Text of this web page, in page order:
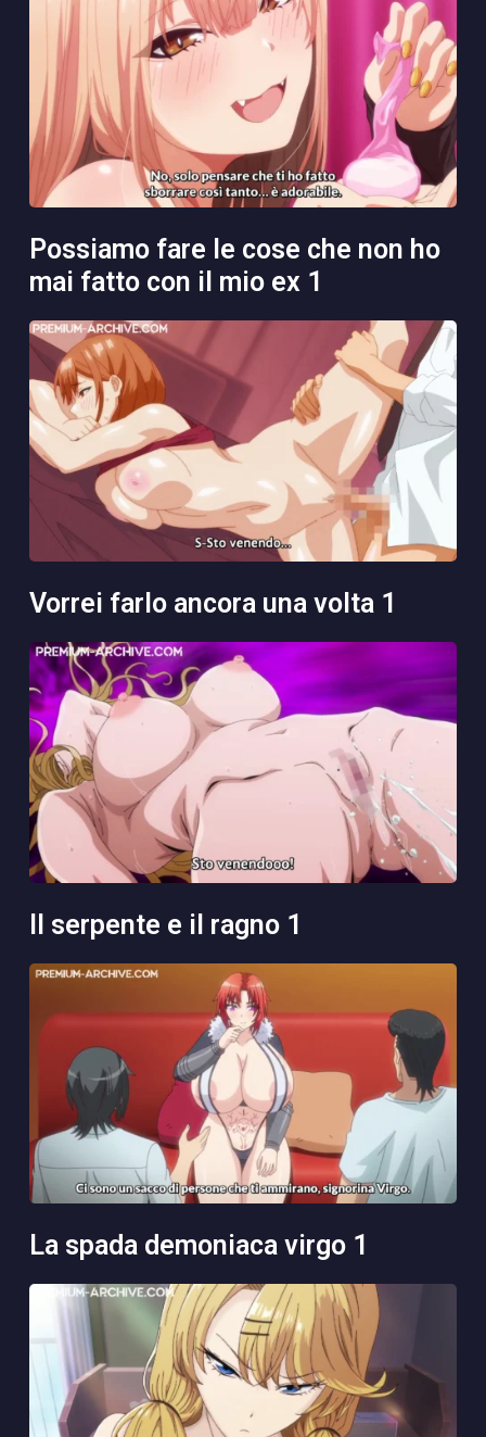
possiamo fare le cose che non ho
mai fatto con il mio ex 1
vorrei farlo ancora una volta 1
il serpente e il ragno 1
la spada demoniaca virgo 1